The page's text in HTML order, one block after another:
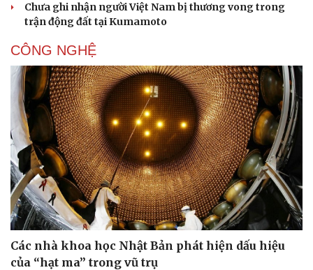
Văn học
Âm nhạc
Thời trang
Chưa ghi nhận người Việt Nam bị thương vong trong
trận động đất tại Kumamoto
CÔNG NGHỆ
Các nhà khoa học Nhật Bản phát hiện dấu hiệu
của “hạt ma” trong vũ trụ